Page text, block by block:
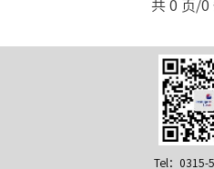
共 0 页/0
Tel：0315-